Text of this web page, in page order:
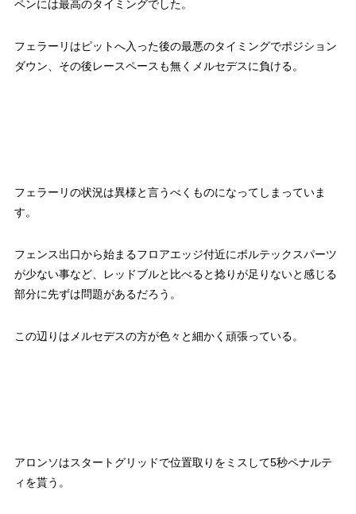
ペンには最高のタイミングでした。
フェラーリはピットへ入った後の最悪のタイミングでポジション
ダウン、その後レースペースも無くメルセデスに負ける。
フェラーリの状況は異様と言うべくものになってしまっていま
す。
フェンス出口から始まるフロアエッジ付近にボルテックスパーツ
が少ない事など、レッドブルと比べると捻りが足りないと感じる
部分に先ずは問題があるだろう。
この辺りはメルセデスの方が色々と細かく頑張っている。
アロンソはスタートグリッドで位置取りをミスして5秒ペナルテ
ィを貰う。